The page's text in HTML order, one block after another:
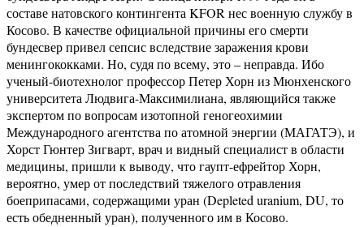
составе натовского контингента KFOR нес военную службу в
Косово. В качестве официальной причины его смерти
бундесвер привел сепсис вследствие заражения крови
менингококками. Но, судя по всему, это – неправда. Ибо
ученый-биотехнолог профессор Петер Хорн из Мюнхенского
университета Людвига-Максимилиана, являющийся также
экспертом по вопросам изотопной геногеохимии
Международного агентства по атомной энергии (МАГАТЭ), и
Хорст Гюнтер Зигварт, врач и видный специалист в области
медицины, пришли к выводу, что гаупт-ефрейтор Хорн,
вероятно, умер от последствий тяжелого отравления
боеприпасами, содержащими уран (Depleted uranium, DU, то
есть обедненный уран), полученного им в Косово.